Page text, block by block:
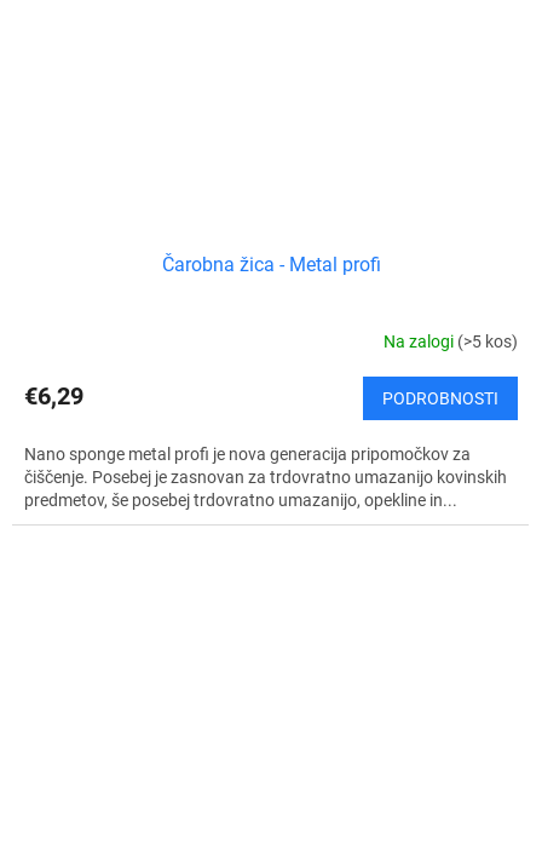
Čarobna žica - Metal profi
Na zalogi (>5 kos)
€6,29 PODROBNOSTI
Nano sponge metal profi je nova generacija pripomočkov za
čiščenje. Posebej je zasnovan za trdovratno umazanijo kovinskih
predmetov, še posebej trdovratno umazanijo, opekline in...